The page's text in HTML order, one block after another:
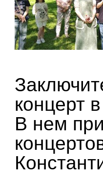
концерт
В нем